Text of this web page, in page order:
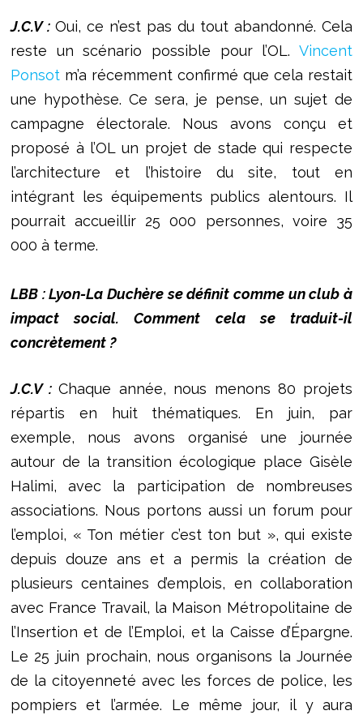
J.C.V : Oui, ce n’est pas du tout abandonné. Cela
reste un scénario possible pour l’OL.Vincent
Ponsot m’a récemment confirmé que cela restait
une hypothèse. Ce sera, je pense, un sujet de
campagne électorale. Nous avons conçu et
proposé à l’OL un projet de stade qui respecte
l’architecture et l’histoire du site, tout en
intégrant les équipements publics alentours. Il
pourrait accueillir 25 000 personnes, voire 35
000 à terme.
LBB : Lyon-La Duchère se définit comme un club à
impact social. Comment cela se traduit-il
concrètement ?
J.C.V :Chaque année, nous menons 80 projets
répartis en huit thématiques. En juin, par
exemple, nous avons organisé une journée
autour de la transition écologique place Gisèle
Halimi, avec la participation de nombreuses
associations. Nous portons aussi un forum pour
l’emploi, « Ton métier c’est ton but », qui existe
depuis douze ans et a permis la création de
plusieurs centaines d’emplois, en collaboration
avec France Travail, la Maison Métropolitaine de
l’Insertion et de l’Emploi, et la Caisse d’Épargne.
Le 25 juin prochain, nous organisons la Journée
de la citoyenneté avec les forces de police, les
pompiers et l’armée. Le même jour, il y aura